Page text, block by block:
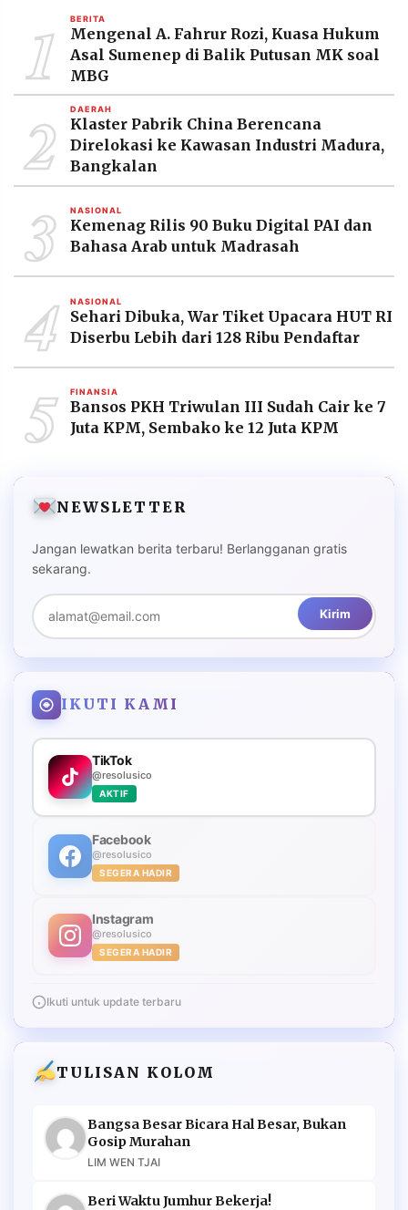
1 BERITA
Mengenal A. Fahrur Rozi, Kuasa Hukum
Asal Sumenep di Balik Putusan MK soal
MBG
2 DAERAH
Klaster Pabrik China Berencana
Direlokasi ke Kawasan Industri Madura,
Bangkalan
3 NASIONAL
Kemenag Rilis 90 Buku Digital PAI dan
Bahasa Arab untuk Madrasah
4 NASIONAL
Sehari Dibuka, War Tiket Upacara HUT RI
Diserbu Lebih dari 128 Ribu Pendaftar
5 FINANSIA
Bansos PKH Triwulan III Sudah Cair ke 7
Juta KPM, Sembako ke 12 Juta KPM
NEWSLETTER
Jangan lewatkan berita terbaru! Berlangganan gratis
sekarang.
Kirim
IKUTI KAMI
TikTok
@resolusico
AKTIF
Facebook
@resolusico
SEGERA HADIR
Instagram
@resolusico
SEGERA HADIR
Ikuti untuk update terbaru
TULISAN KOLOM
Bangsa Besar Bicara Hal Besar, Bukan
Gosip Murahan
LIM WEN TJAI
Beri Waktu Jumhur Bekerja!